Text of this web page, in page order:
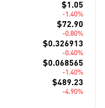
$1.05
-1.40%
$72.90
-0.80%
$0.326913
-0.40%
$0.068565
-1.40%
$489.23
-4.90%